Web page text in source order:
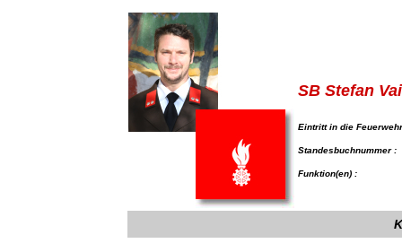
SB Stefan
Eintritt in die
Standesbuchnummer :
Funktion(en) :